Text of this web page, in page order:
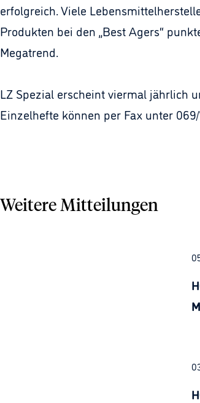
erfolgreich. Viele
Produkten bei den „Best Agers“
Megatrend.
LZ Spezial erscheint viermal jährlich
Einzelhefte können per Fax unter
Weitere Mitteilungen